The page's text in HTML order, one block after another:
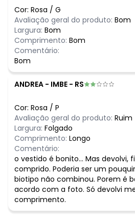
março/2026
fevereiro/2026
Cor: Rosa / G
Avaliação geral do produto: Bom
Largura: Bom
Comprimento: Bom
Comentário:
Bom
ANDREA - IMBE - RS
Cor: Rosa / P
Avaliação geral do produto: Ruim
Largura: Folgado
Comprimento: Longo
Comentário:
o vestido é bonito... Mas devolvi,
comprido. Poderia ser um
biotipo não combinou. Porem é
acordo com a foto. Só devolvi
comprimento.